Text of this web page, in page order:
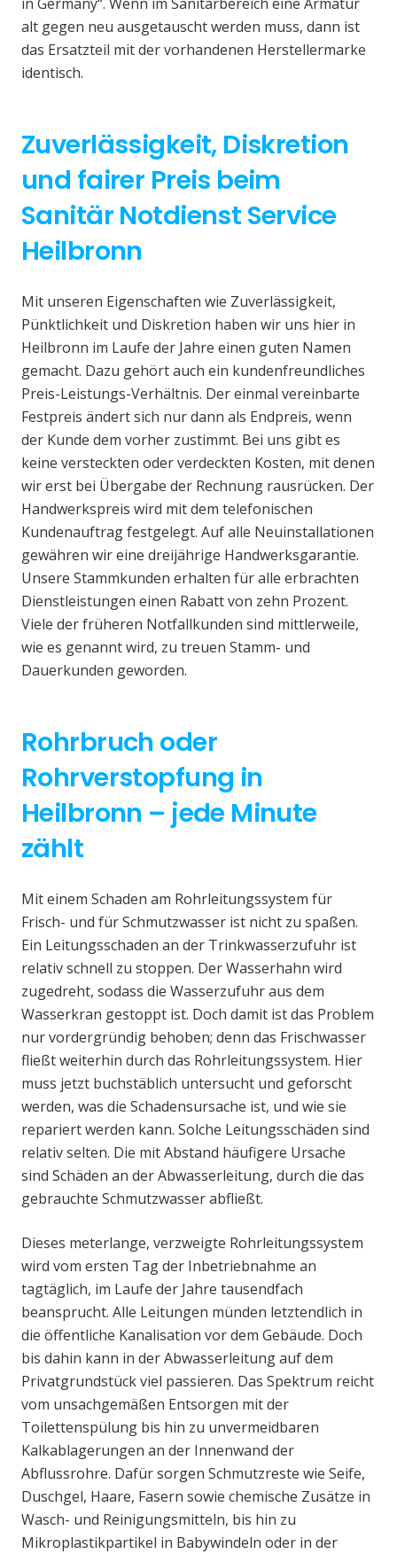
alt gegen neu ausgetauscht werden muss, dann ist
das Ersatzteil mit der vorhandenen Herstellermarke
identisch.
Zuverlässigkeit, Diskretion
und fairer Preis beim
Sanitär Notdienst Service
Heilbronn
Mit unseren Eigenschaften wie Zuverlässigkeit,
Pünktlichkeit und Diskretion haben wir uns hier in
Heilbronn im Laufe der Jahre einen guten Namen
gemacht. Dazu gehört auch ein kundenfreundliches
Preis-Leistungs-Verhältnis. Der einmal vereinbarte
Festpreis ändert sich nur dann als Endpreis, wenn
der Kunde dem vorher zustimmt. Bei uns gibt es
keine versteckten oder verdeckten Kosten, mit denen
wir erst bei Übergabe der Rechnung rausrücken. Der
Handwerkspreis wird mit dem telefonischen
Kundenauftrag festgelegt. Auf alle Neuinstallationen
gewähren wir eine dreijährige Handwerksgarantie.
Unsere Stammkunden erhalten für alle erbrachten
Dienstleistungen einen Rabatt von zehn Prozent.
Viele der früheren Notfallkunden sind mittlerweile,
wie es genannt wird, zu treuen Stamm- und
Dauerkunden geworden.
Rohrbruch oder
Rohrverstopfung in
Heilbronn – jede Minute
zählt
Mit einem Schaden am Rohrleitungssystem für
Frisch- und für Schmutzwasser ist nicht zu spaßen.
Ein Leitungsschaden an der Trinkwasserzufuhr ist
relativ schnell zu stoppen. Der Wasserhahn wird
zugedreht, sodass die Wasserzufuhr aus dem
Wasserkran gestoppt ist. Doch damit ist das Problem
nur vordergründig behoben; denn das Frischwasser
fließt weiterhin durch das Rohrleitungssystem. Hier
muss jetzt buchstäblich untersucht und geforscht
werden, was die Schadensursache ist, und wie sie
repariert werden kann. Solche Leitungsschäden sind
relativ selten. Die mit Abstand häufigere Ursache
sind Schäden an der Abwasserleitung, durch die das
gebrauchte Schmutzwasser abfließt.
Dieses meterlange, verzweigte Rohrleitungssystem
wird vom ersten Tag der Inbetriebnahme an
tagtäglich, im Laufe der Jahre tausendfach
beansprucht. Alle Leitungen münden letztendlich in
die öffentliche Kanalisation vor dem Gebäude. Doch
bis dahin kann in der Abwasserleitung auf dem
Privatgrundstück viel passieren. Das Spektrum reicht
vom unsachgemäßen Entsorgen mit der
Toilettenspülung bis hin zu unvermeidbaren
Kalkablagerungen an der Innenwand der
Abflussrohre. Dafür sorgen Schmutzreste wie Seife,
Duschgel, Haare, Fasern sowie chemische Zusätze in
Wasch- und Reinigungsmitteln, bis hin zu
Mikroplastikpartikel in Babywindeln oder in der